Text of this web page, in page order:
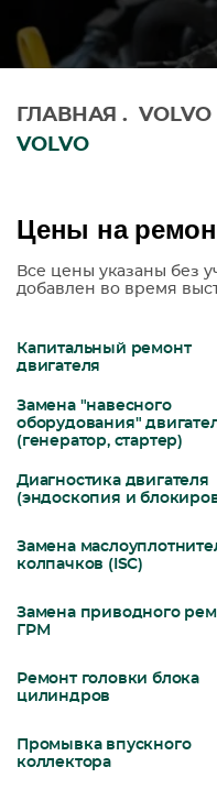
ГЛАВНАЯ . VOLVO
VOLVO
Цены на
Все цены указаны без
добавлен во время
Капитальный ремонт
двигателя
Замена "навесного
оборудования"
(генератор, стартер)
Диагностика двигателя
(эндоскопия и
Замена
колпачков (ISC)
Замена приводного
ГРМ
Ремонт головки блока
цилиндров
Промывка впускного
коллектора